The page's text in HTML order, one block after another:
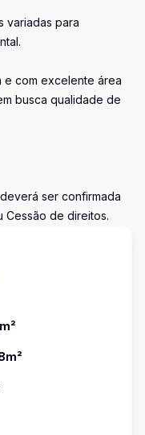
variadas para
e com excelente área
busca qualidade de
ser confirmada
Cessão de direitos.
m²
m²